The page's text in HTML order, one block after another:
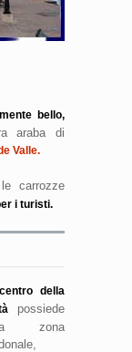
bello,
araba di
Valle.
carrozze
i turisti.
della
possiede
zona